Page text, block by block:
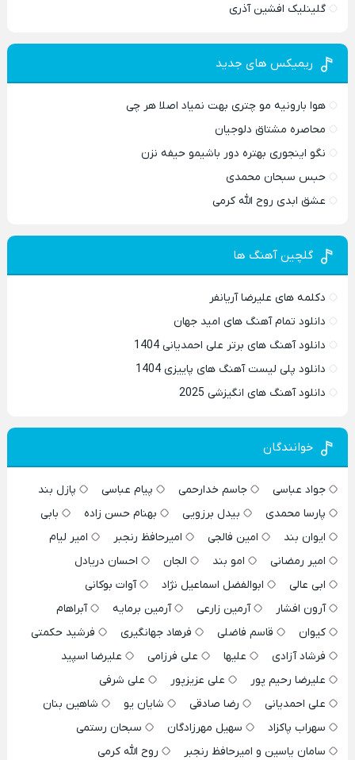
گلینلیک افشین آذری
ریمیکس های جدید
هوا بارونیه مو چتری بهت نمیاد اصلا هر چی
محاصره مشتاق دلوجیان
نگو اینجوری بهتره دور باشیمو حیفه نزن
حبس سبحان محمدی
عشق ابدی روح الله کرمی
گلچین آهنگ ها
دکلمه های علیرضا آریانفر
دانلود تمام آهنگ های امید جهان
دانلود آهنگ های برتر علی احمدیانی 1404
دانلود پلی لیست آهنگ های پاییزی 1404
دانلود آهنگ های انگیزشی 2025
خوانندگان
جواد عباسی جاسم خدارحمی پیام عباسی
پازل بند
پارسا محمدی
بیدل برزویی بهنام حسن زاده
بابی
ایوان بند
امین فالجی امیرحافظ رنجبر
امیر لیام
امیر رمضانی
امو بند الجان
احسان دریادل
ابی عالی
ابوالفضل اسماعیل نژاد
آوات بوکانی
آرون افشار
آرمین زارعی آرمین برمایه
آبراهام
کیوان
قاسم فاضلی فرهاد جهانگیری
فرشید حکمتی
فرشاد آزادی
علیها علی فرزامی
علیرضا اسپید
علیرضا رحیم پور
علی عزیزپور
علی شرفی
علی احمدیانی
رضا صادقی شایان یو
شاهین بنان
سهراب پاکزاد
سهیل مهرزادگان
سبحان رستمی
سامان یاسین و امیرحافظ رنجبر
روح الله کرمی